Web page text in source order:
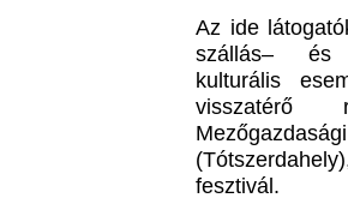
Az ide
szállás– és
kulturális
visszatérő
fesztivál.